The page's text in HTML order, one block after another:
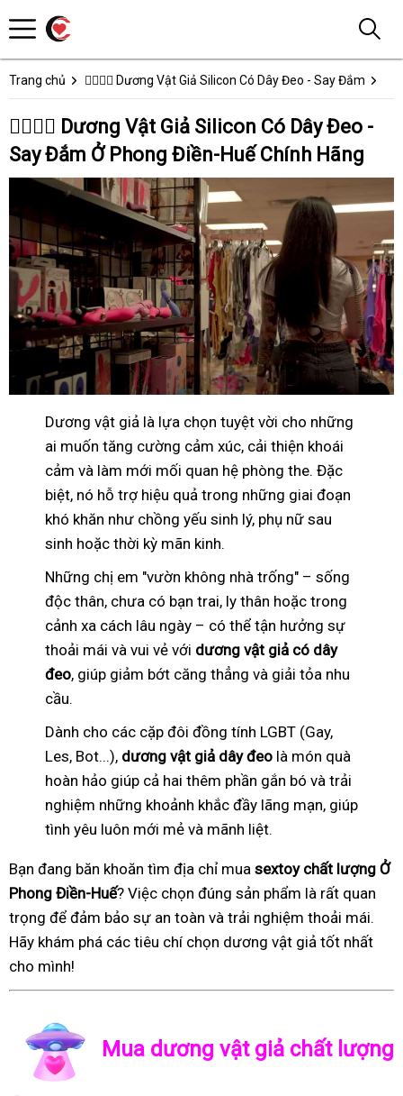
Trang chủ 👩‍❤️‍💋‍👨 Dương Vật Giả Silicon Có Dây Đeo - Say Đắm
👩‍❤️‍💋‍👨 Dương Vật Giả Silicon Có Dây Đeo -
Say Đắm Ở Phong Điền-Huế Chính Hãng
Dương vật giả là lựa chọn tuyệt vời cho những
ai muốn tăng cường cảm xúc, cải thiện khoái
cảm và làm mới mối quan hệ phòng the. Đặc
biệt, nó hỗ trợ hiệu quả trong những giai đoạn
khó khăn như chồng yếu sinh lý, phụ nữ sau
sinh hoặc thời kỳ mãn kinh.
Những chị em "vườn không nhà trống" – sống
độc thân, chưa có bạn trai, ly thân hoặc trong
cảnh xa cách lâu ngày – có thể tận hưởng sự
thoải mái và vui vẻ với dương vật giả có dây
đeo, giúp giảm bớt căng thẳng và giải tỏa nhu
cầu.
Dành cho các cặp đôi đồng tính LGBT (Gay,
Les, Bot...), dương vật giả dây đeo là món quà
hoàn hảo giúp cả hai thêm phần gắn bó và trải
nghiệm những khoảnh khắc đầy lãng mạn, giúp
tình yêu luôn mới mẻ và mãnh liệt.
Bạn đang băn khoăn tìm địa chỉ mua sextoy chất lượng Ở
Phong Điền-Huế? Việc chọn đúng sản phẩm là rất quan
trọng để đảm bảo sự an toàn và trải nghiệm thoải mái.
Hãy khám phá các tiêu chí chọn dương vật giả tốt nhất
cho mình!
Mua dương vật giả chất lượng